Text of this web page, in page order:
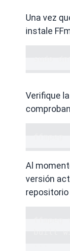
Una vez
instale
Verifique
Al
versión